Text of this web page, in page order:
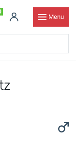
Menu